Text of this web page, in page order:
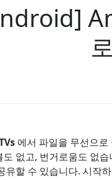
에서 파일을 무선으
도 없고, 번거로움도 없
유할 수 있습니다. 시작